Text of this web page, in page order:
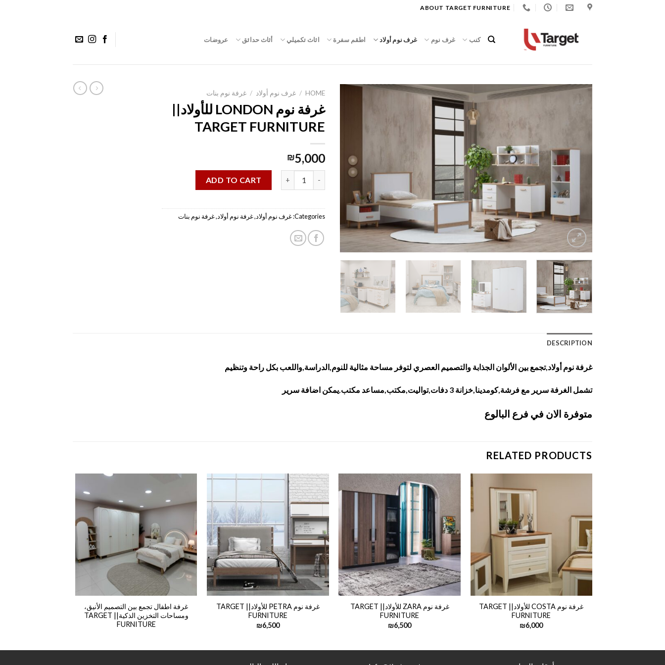
ABOUT TARGET FURNITURE
كنب غرف نوم غرف نوم أولاد اطقم سفرة اثاث تكميلي أثاث حدائق عروضات
HOME
/ غرف نوم أولاد / غرفة نوم بنات
غرفة نوم LONDON للأولاد||
TARGET FURNITURE
₪5,000
ADD TO CART
Categories: غرف نوم أولاد,غرفة نوم أولاد,غرفة نوم بنات
DESCRIPTION
غرفة نوم أولاد,تجمع بين الألوان الجذابة والتصميم العصري لتوفر مساحة مثالية للنوم,الدراسة,واللعب بكل راحة وتنظيم
تشمل الغرفة سرير مع فرشة,كومدينا,خزانة 3 دفات,تواليت,مكتب,مساعد مكتب.يمكن اضافة سرير
متوفرة الان في فرع البالوع
RELATED PRODUCTS
غرفة نوم COSTA للأولاد|| TARGET
FURNITURE
₪6,000
غرفة نوم ZARA للأولاد|| TARGET
FURNITURE
₪6,500
غرفة نوم PETRA للأولاد|| TARGET
FURNITURE
₪6,500
غرفة اطفال تجمع بين التصميم الأنيق،
ومساحات التخزين الذكية|| TARGET
FURNITURE